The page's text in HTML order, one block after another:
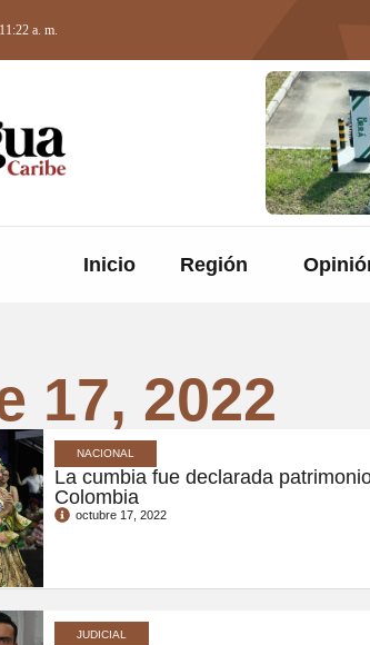
a. m.
Inicio Región
17, 2022
NACIONAL
La cumbia fue declarada
Colombia
octubre 17, 2022
JUDICIAL